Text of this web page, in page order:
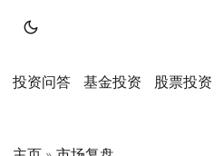
投资问答 基金投资 股票投资